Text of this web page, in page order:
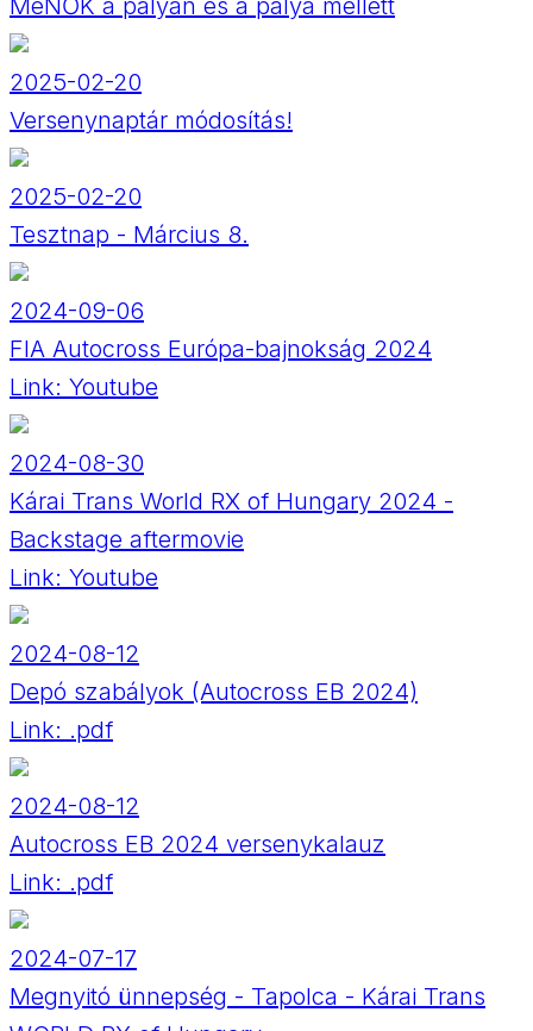
MeNŐK a pályán és a pálya mellett
2025-02-20
Versenynaptár módosítás!
2025-02-20
Tesztnap - Március 8.
2024-09-06
FIA Autocross Európa-bajnokság 2024
Link: Youtube
2024-08-30
Kárai Trans World RX of Hungary 2024 -
Backstage aftermovie
Link: Youtube
2024-08-12
Depó szabályok (Autocross EB 2024)
Link: .pdf
2024-08-12
Autocross EB 2024 versenykalauz
Link: .pdf
2024-07-17
Megnyitó ünnepség - Tapolca - Kárai Trans